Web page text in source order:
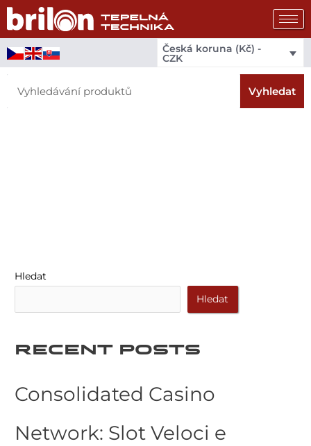
Přeskočit
obsah
Česká koruna (Kč) -
CZK
Vyhledat
Hledat
Hledat
RECENT POSTS
Consolidated Casino
Network: Slot Veloci e